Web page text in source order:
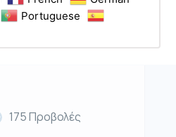
Portuguese
175 Προβολές